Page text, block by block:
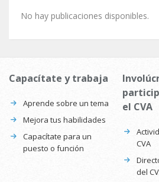
No hay publicaciones disponibles.
Capacítate y trabaja
Aprende sobre un tema
Mejora tus habilidades
Capacítate para un
puesto o función
el CVA
CVA
del